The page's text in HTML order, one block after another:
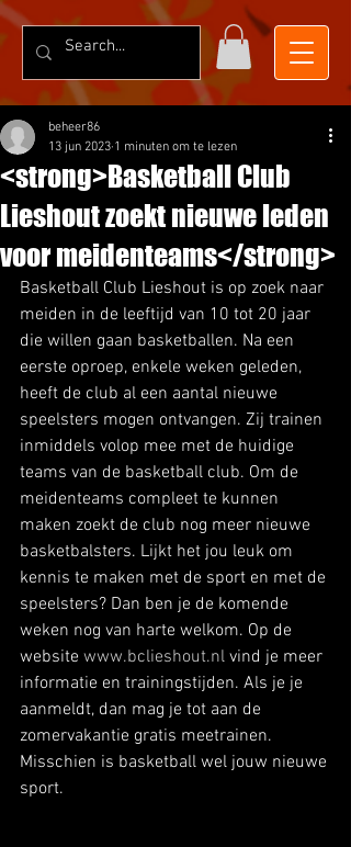
<strong>Basketball Club
Lieshout zoekt nieuwe leden
voor meidenteams</strong>
beheer86
13 jun 2023 1 minuten om te lezen
Basketball Club Lieshout is op zoek naar
meiden in de leeftijd van 10 tot 20 jaar
die willen gaan basketballen. Na een
eerste oproep, enkele weken geleden,
heeft de club al een aantal nieuwe
speelsters mogen ontvangen. Zij trainen
inmiddels volop mee met de huidige
teams van de basketball club. Om de
meidenteams compleet te kunnen
maken zoekt de club nog meer nieuwe
basketbalsters. Lijkt het jou leuk om
kennis te maken met de sport en met de
speelsters? Dan ben je de komende
weken nog van harte welkom. Op de
website www.bclieshout.nl vind je meer
informatie en trainingstijden. Als je je
aanmeldt, dan mag je tot aan de
zomervakantie gratis meetrainen.
Misschien is basketball wel jouw nieuwe
sport.